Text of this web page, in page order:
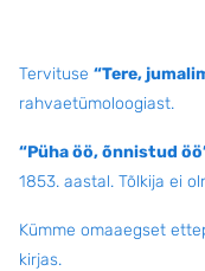
Tervituse “Tere,
rahvaetümoloogiast.
“Püha öö, õnnistud
1853. aastal. Tõlkija ei
Kümme omaaegset
kirjas.